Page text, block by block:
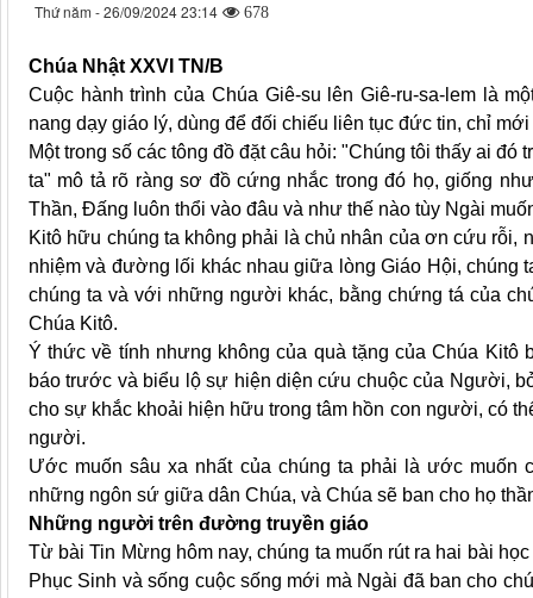
Thứ năm - 26/09/2024 23:14 678
Chúa Nhật XXVI TN/B
Cuộc hành trình của Chúa Giê-su lên Giê-ru-sa-lem là
nang dạy giáo lý, dùng để đối chiếu liên tục đức tin, chỉ
Một trong số các tông đồ đặt câu hỏi: "Chúng tôi thấy ai
ta" mô tả rõ ràng sơ đồ cứng nhắc trong đó họ, giống
Thần, Đấng luôn thổi vào đâu và như thế nào tùy Ngài
Kitô hữu chúng ta không phải là chủ nhân của ơn cứu
nhiệm và đường lối khác nhau giữa lòng Giáo Hội,
chúng ta và với những người khác, bằng chứng tá của
Chúa Kitô.
Ý thức về tính nhưng không của quà tặng của Chúa Kitô
báo trước và biểu lộ sự hiện diện cứu chuộc của Người,
cho sự khắc khoải hiện hữu trong tâm hồn con người, có
người.
Ước muốn sâu xa nhất của chúng ta phải là ước
những ngôn sứ giữa dân Chúa, và Chúa sẽ ban cho họ
Những người trên đường truyền giáo
Từ bài Tin Mừng hôm nay, chúng ta muốn rút ra hai bài
Phục Sinh và sống cuộc sống mới mà Ngài đã ban cho